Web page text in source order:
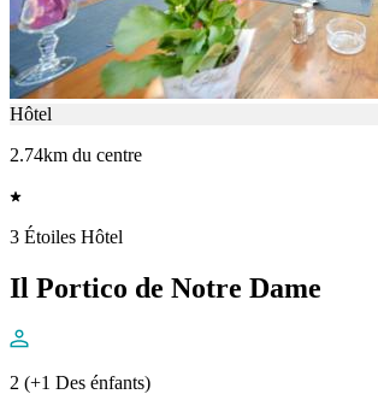
Hôtel
2.74km du centre
3 Étoiles Hôtel
Il Portico de Notre Dame
2 (+1 Des énfants)